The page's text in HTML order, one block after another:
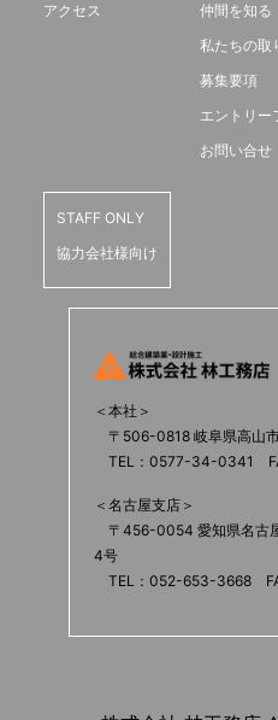
アクセス
仲間を知る
私たちの取
募集要項
エントリー
お問い合せ
STAFF ONLY
協力会社様向け
＜本社＞
〒506-0818 岐阜県高山
TEL：0577-34-0341
＜名古屋支店＞
〒456-0054 愛知県名古
4号
TEL：052-653-3668